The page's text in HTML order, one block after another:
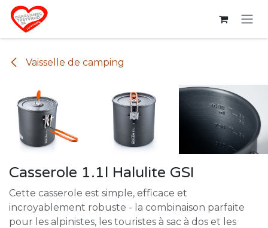
Se rendre au contenu
Vaisselle de camping
Casserole 1.1l Halulite GSI
Cette casserole est simple, efficace et
incroyablement robuste - la combinaison parfaite
pour les alpinistes, les touristes à sac à dos et les